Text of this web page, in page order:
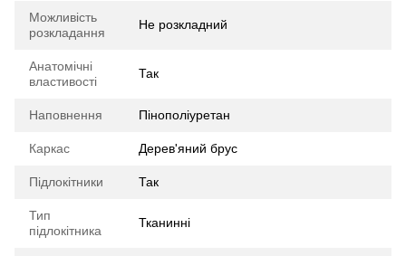
Можливість
розкладання
Не розкладний
Анатомічні
властивості
Так
Наповнення Пінополіуретан
Каркас Дерев'яний брус
Підлокітники Так
Тип
підлокітника
Тканинні